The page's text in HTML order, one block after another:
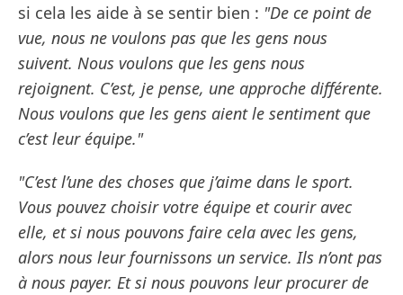
si cela les aide à se sentir bien : "De ce point de
vue, nous ne voulons pas que les gens nous
suivent. Nous voulons que les gens nous
rejoignent. C’est, je pense, une approche différente.
Nous voulons que les gens aient le sentiment que
c’est leur équipe."
"C’est l’une des choses que j’aime dans le sport.
Vous pouvez choisir votre équipe et courir avec
elle, et si nous pouvons faire cela avec les gens,
alors nous leur fournissons un service. Ils n’ont pas
à nous payer. Et si nous pouvons leur procurer de